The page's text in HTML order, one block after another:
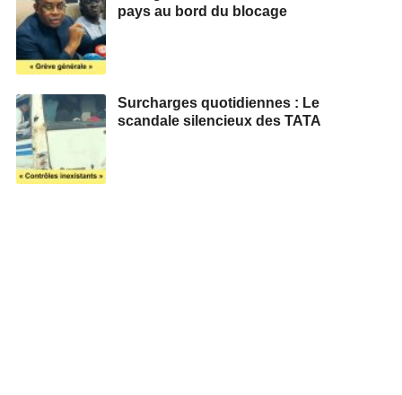
pays au bord du blocage
Surcharges quotidiennes : Le
scandale silencieux des TATA